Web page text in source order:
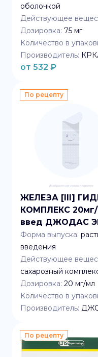
оболочкой
Действующее
Дозировка: 75 мг
Количество в
Производитель:
от 532 ₽
По рецепту
ЖЕЛЕЗА [III]
КОМПЛЕКС 20мг/
введ ДЖОДАС
Форма выпуска:
введения
Действующее
сахарозный
Дозировка: 20 мг/мл
Количество в
Производитель:
По рецепту